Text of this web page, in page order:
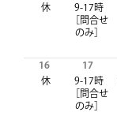
休
9-17時
［問合せ
のみ］
16 17
休
9-17時
［問合せ
のみ］